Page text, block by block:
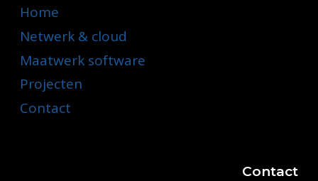
Home
Netwerk & cloud
Maatwerk software
Projecten
Contact
Contact